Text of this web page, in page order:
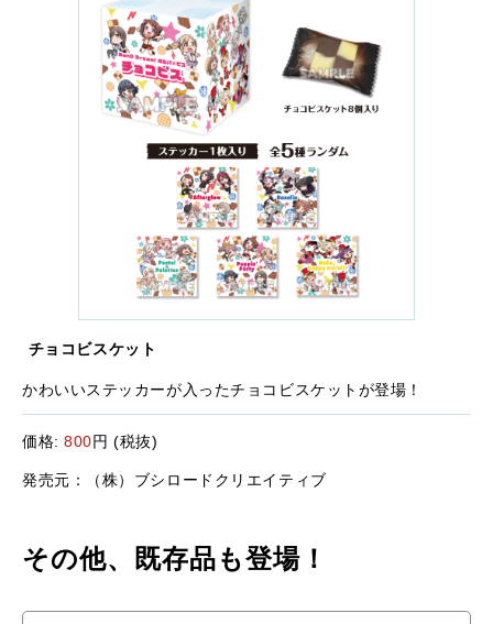
チョコビスケット
かわいいステッカーが入ったチョコビスケットが登場！
価格:800円 (税抜)
発売元：（株）ブシロードクリエイティブ
その他、既存品も登場！